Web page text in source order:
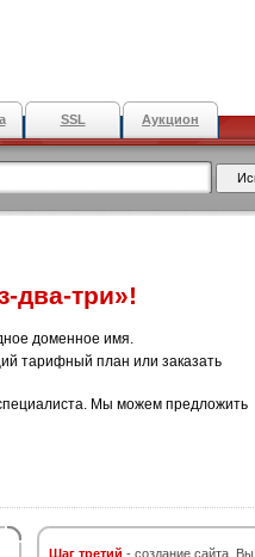
SSL Аукцион
два-три»!
доменное имя.
тарифный план или заказать
Мы можем предложить
Шаг третий - создание сайта. Вы